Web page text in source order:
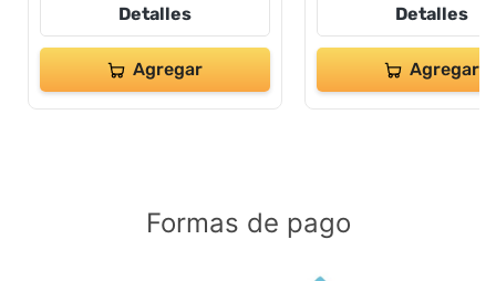
Detalles
Agregar
Detalles
Agregar
Formas de pago